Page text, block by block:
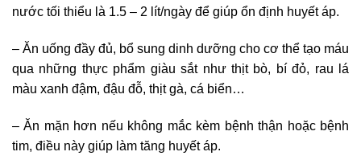
nước tối thiểu là 1.5 – 2 lít/ngày để giúp ổn định huyết áp.
– Ăn uống đầy đủ, bổ sung dinh dưỡng cho cơ thể tạo máu
qua những thực phẩm giàu sắt như thịt bò, bí đỏ, rau lá
màu xanh đậm, đậu đỗ, thịt gà, cá biển…
– Ăn mặn hơn nếu không mắc kèm bệnh thận hoặc bệnh
tim, điều này giúp làm tăng huyết áp.